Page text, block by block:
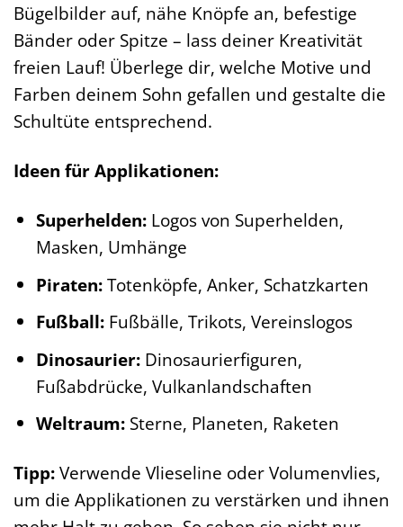
Bügelbilder auf, nähe Knöpfe an, befestige
Bänder oder Spitze – lass deiner Kreativität
freien Lauf! Überlege dir, welche Motive und
Farben deinem Sohn gefallen und gestalte die
Schultüte entsprechend.
Ideen für Applikationen:
Superhelden:Logos von Superhelden,
Masken, Umhänge
Piraten:Totenköpfe, Anker, Schatzkarten
Fußball:Fußbälle, Trikots, Vereinslogos
Dinosaurier:Dinosaurierfiguren,
Fußabdrücke, Vulkanlandschaften
Weltraum:Sterne, Planeten, Raketen
Tipp:Verwende Vlieseline oder Volumenvlies,
um die Applikationen zu verstärken und ihnen